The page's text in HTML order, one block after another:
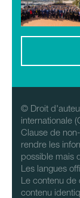
© Droit
internationale
Clause de
rendre les
possible mais
Les langues
Le contenu de
contenu